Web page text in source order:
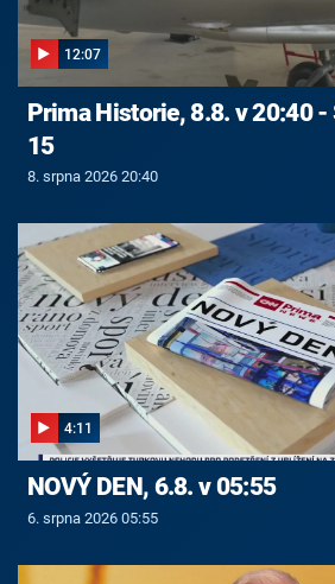
12:07
Prima Historie, 8.8. v 20:40 -
15
8. srpna 2026 20:40
4:11
NOVÝ DEN, 6.8. v 05:55
6. srpna 2026 05:55